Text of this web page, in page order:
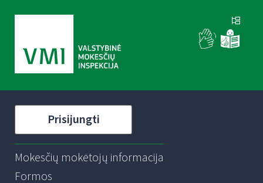
Prisijungti
Mokesčių mokėtojų informacija
Formos